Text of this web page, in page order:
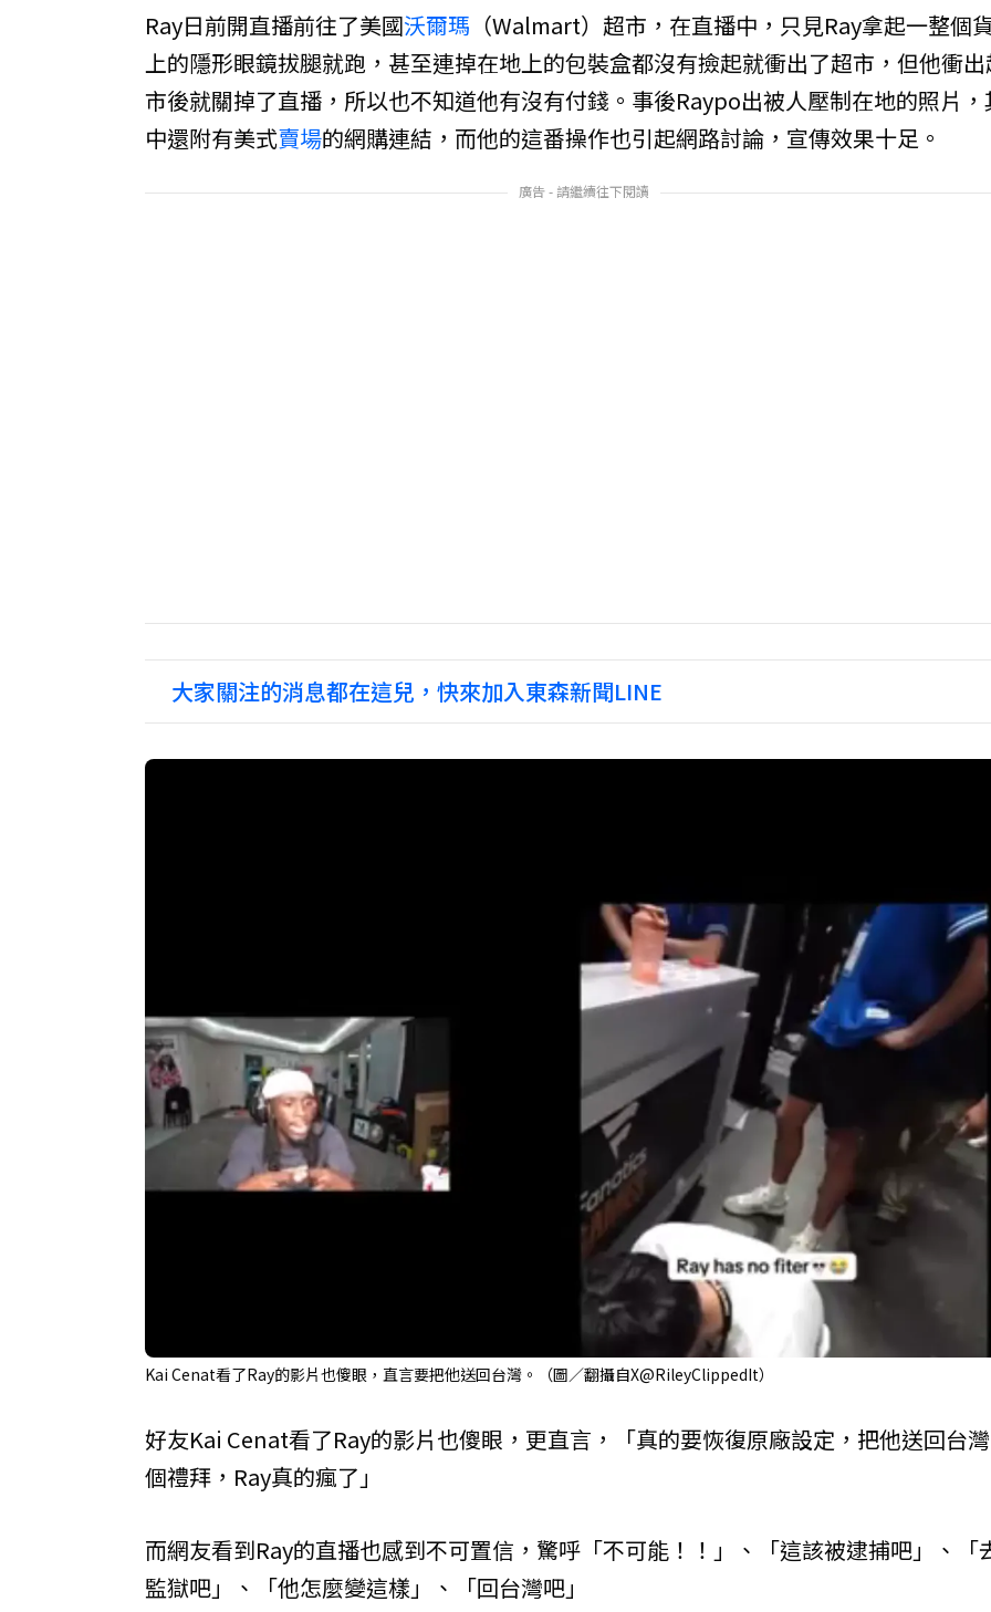
Ray日前開直播前往了美國沃爾瑪 （Walmart）超市，在直播中，只見Ray拿起一整個
上的隱形眼鏡拔腿就跑，甚至連掉在地上的包裝盒都沒有撿起就衝出了超市，但他衝
市後就關掉了直播，所以也不知道他有沒有付錢。事後Raypo出被人壓制在地的照片，
中還附有美式賣場的網購連結，而他的這番操作也引起網路討論，宣傳效果十足。
廣告 - 請繼續往下閱讀
大家關注的消息都在這兒，快來加入東森新聞LINE
Kai Cenat看了Ray的影片也傻眼，直言要把他送回台灣。（圖／翻攝自X@RileyClippedIt）
好友Kai Cenat看了Ray的影片也傻眼，更直言，「真的要恢復原廠設定，把他送回台
個禮拜，Ray真的瘋了」
而網友看到Ray的直播也感到不可置信，驚呼「不可能！！」、「這該被逮捕吧」、「
監獄吧」、「他怎麼變這樣」、「回台灣吧」